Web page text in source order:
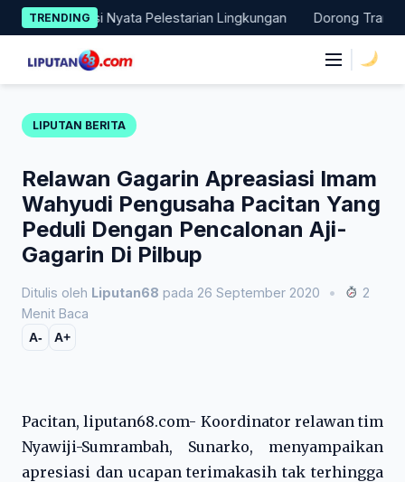
Skip
to
content
TRENDING
Aksi Nyata Pelestarian Lingkungan Dorong Transisi
LIPUTAN BERITA
Relawan Gagarin Apreasiasi Imam
Wahyudi Pengusaha Pacitan Yang
Peduli Dengan Pencalonan Aji-
Gagarin Di Pilbup
Ditulis oleh Liputan68 pada 26 September 2020 •
2
Menit Baca
A- A+
Pacitan, liputan68.com- Koordinator relawan tim
Nyawiji-Sumrambah, Sunarko, menyampaikan
apresiasi dan ucapan terimakasih tak terhingga